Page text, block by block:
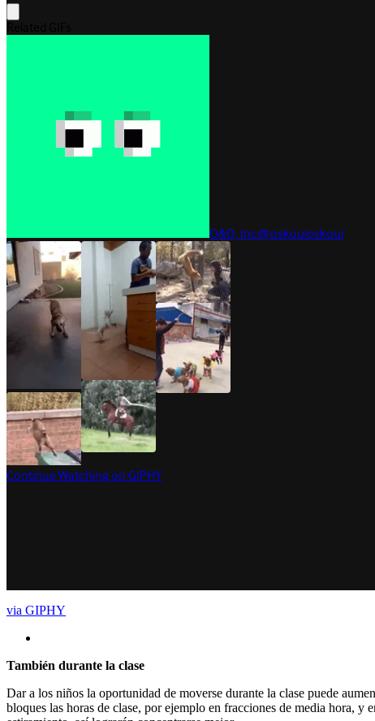
via GIPHY
También durante la clase
Dar a los niños la oportunidad de moverse durante la clase puede
bloques las horas de clase, por ejemplo en fracciones de media hora,